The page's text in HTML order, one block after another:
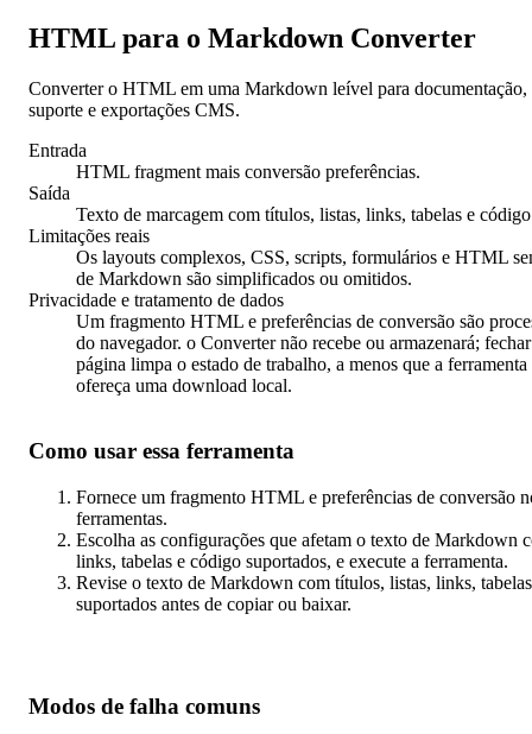
HTML para o Markdown Converter
Converter o HTML em uma Markdown leível para documentação,
suporte e exportações CMS.
Entrada
HTML fragment mais conversão preferências.
Saída
Texto de marcagem com títulos, listas, links, tabelas e
Limitações reais
Os layouts complexos, CSS, scripts, formulários e HTML
de Markdown são simplificados ou omitidos.
Privacidade e tratamento de dados
Um fragmento HTML e preferências de conversão são
do navegador. o Converter não recebe ou armazenará;
página limpa o estado de trabalho, a menos que a
ofereça uma download local.
Como usar essa ferramenta
Fornece um fragmento HTML e preferências de conversão
ferramentas.
Escolha as configurações que afetam o texto de Markdown
links, tabelas e código suportados, e execute a ferramenta.
Revise o texto de Markdown com títulos, listas, links,
suportados antes de copiar ou baixar.
Modos de falha comuns